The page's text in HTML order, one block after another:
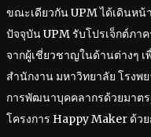
ขณะเดียวกัน UPM ได้เดินห
ปัจจุบัน UPM รับโปรเจ็กต์ภา
จากผู้เชี่ยวชาญในด้านต่างๆ เ
สำนักงาน มหาวิทยาลัย โรงพ
การพัฒนาบุคคลากรด้วยมาต
โครงการ Happy Maker ด้ว